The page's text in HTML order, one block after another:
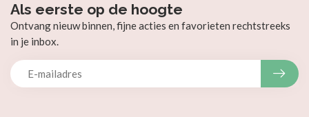
Als eerste op de hoogte
Ontvang nieuw binnen, fijne acties en favorieten rechtstreeks
in je inbox.